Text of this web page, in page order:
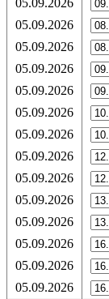
05.09.2026
05.09.2026
05.09.2026
05.09.2026
05.09.2026
05.09.2026
05.09.2026
05.09.2026
05.09.2026
05.09.2026
05.09.2026
05.09.2026
05.09.2026